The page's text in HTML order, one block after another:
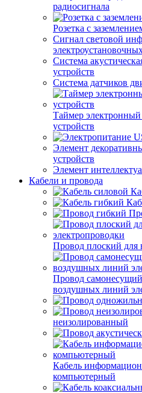
радиосигнала
Розетка с
Сигнал световой
Система
устройств
Система датчиков
Таймер электронный
устройств
Элемент
устройств
Элемент
Кабели и провода
Провод плоский для
Провод
воздушных линий
неизолированный
Кабель
компьютерный